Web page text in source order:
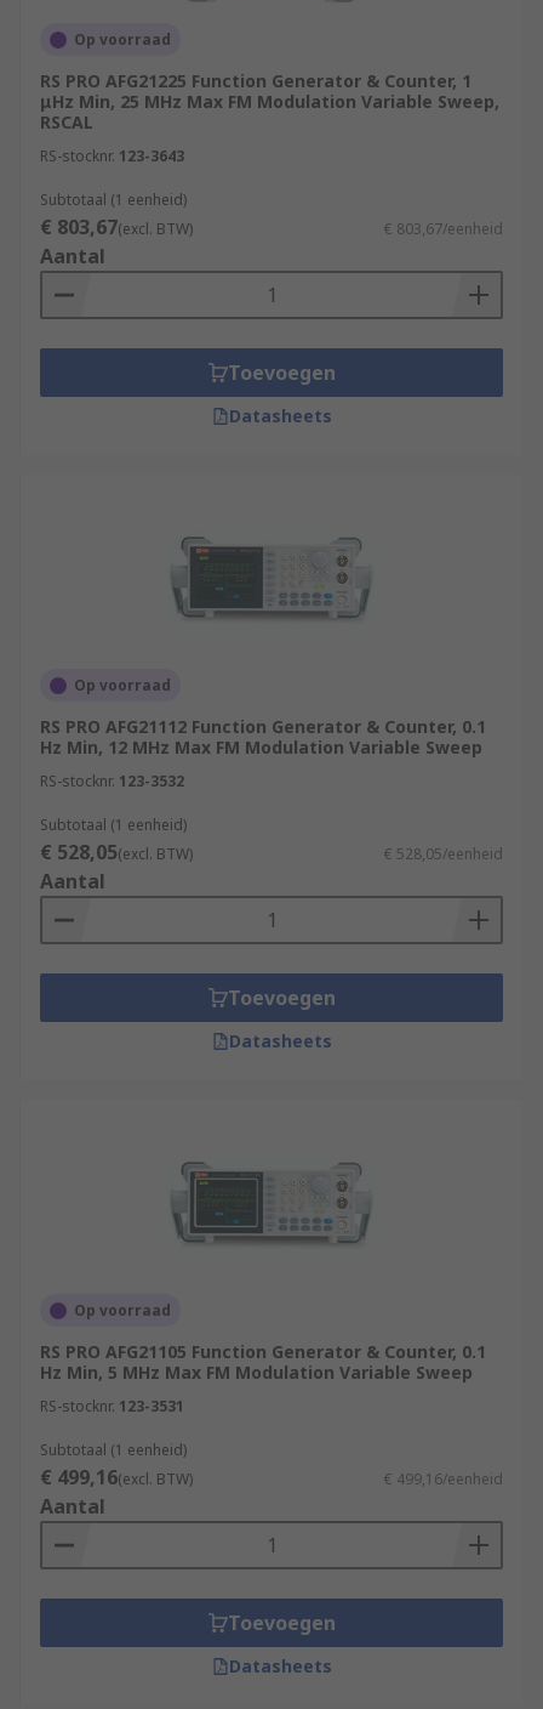
Op voorraad
RS PRO AFG21225 Function Generator & Counter, 1
μHz Min, 25 MHz Max FM Modulation Variable Sweep,
RSCAL
RS-stocknr. 123-3643
Subtotaal (1 eenheid)
€ 803,67(excl. BTW) € 803,67/eenheid
Aantal
Toevoegen
Datasheets
Op voorraad
RS PRO AFG21112 Function Generator & Counter, 0.1
Hz Min, 12 MHz Max FM Modulation Variable Sweep
RS-stocknr. 123-3532
Subtotaal (1 eenheid)
€ 528,05(excl. BTW) € 528,05/eenheid
Aantal
Toevoegen
Datasheets
Op voorraad
RS PRO AFG21105 Function Generator & Counter, 0.1
Hz Min, 5 MHz Max FM Modulation Variable Sweep
RS-stocknr. 123-3531
Subtotaal (1 eenheid)
€ 499,16(excl. BTW) € 499,16/eenheid
Aantal
Toevoegen
Datasheets